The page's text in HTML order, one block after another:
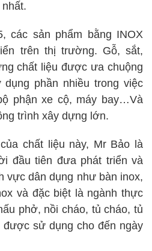
các sản phẩm bằng INOX
trên thị trường. Gỗ, sắt,
chất liệu được ưa chuộng
phần nhiều trong việc
phận xe cộ, máy bay…Và
trình xây dựng lớn.
chất liệu này, Mr Bảo là
đầu tiên đưa phát triển và
vực dân dụng như bàn inox,
và đặc biệt là ngành thực
phở, nồi cháo, tủ cháo, tủ
sử dụng cho đến ngày